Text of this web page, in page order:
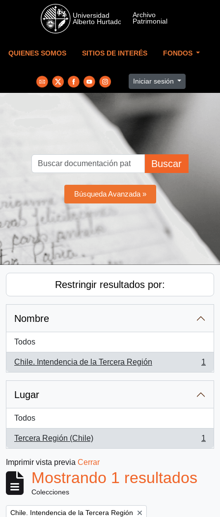
Skip to main content
QUIENES SOMOS SITIOS DE INTERÉS FONDOS
Iniciar sesión
Buscar
Búsqueda Avanzada »
Restringir resultados por:
Nombre
Todos
Chile. Intendencia de la Tercera Región
, 1 resultados
1
Lugar
Todos
Tercera Región (Chile)
, 1 resultados
1
Imprimir vista previa Cerrar
Mostrando 1 resultados
Colecciones
Remove filter:
Chile. Intendencia de la Tercera Región